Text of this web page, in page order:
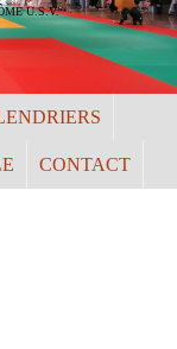
U.S.V.
CONTACT